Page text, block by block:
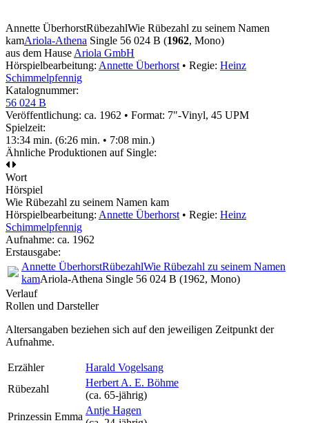
Annette ÜberhorstRübezahlWie Rübezahl zu seinem Namen
kamAriola-Athena Single 56 024 B (1962, Mono)
aus dem Hause Ariola GmbH
Hörspielbearbeitung: Annette Überhorst • Regie: Heinz
Schimmelpfennig
Katalognummer:
56 024 B
Veröffentlichung: ca. 1962 • Format: 7"-Vinyl, 45 UPM
Spielzeit:
13:34 min. (6:26 min. • 7:08 min.)
Ähnliche Produktionen auf Single:
Wort
Hörspiel
Wie Rübezahl zu seinem Namen kam
Hörspielbearbeitung: Annette Überhorst • Regie: Heinz
Schimmelpfennig
Aufnahme: ca. 1962
Erstausgabe:
Annette ÜberhorstRübezahlWie Rübezahl zu seinem Namen
kamAriola-Athena Single 56 024 B (1962, Mono)
Verlauf
Rollen und Darsteller
Altersangaben beziehen sich auf den jeweiligen Zeitpunkt der
Aufnahme.
Erzähler
Harald Vogelsang
Rübezahl
Herbert A. E. Böhme
(ca. 65‑jährig)
Prinzessin Emma
Antje Hagen